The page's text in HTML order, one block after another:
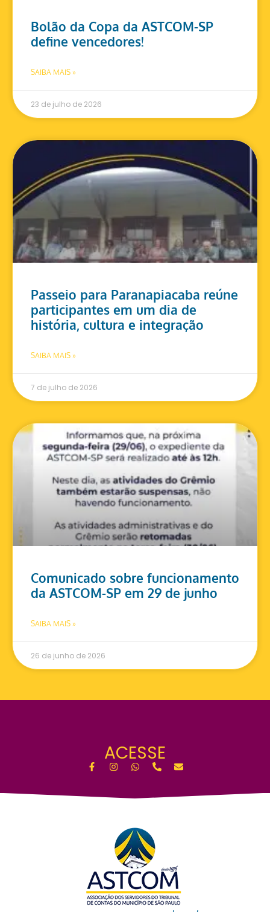
Bolão da Copa da ASTCOM-SP
define vencedores!
SAIBA MAIS »
23 de julho de 2026
Passeio para Paranapiacaba reúne
participantes em um dia de
história, cultura e integração
SAIBA MAIS »
7 de julho de 2026
Comunicado sobre funcionamento
da ASTCOM-SP em 29 de junho
SAIBA MAIS »
26 de junho de 2026
ACESSE